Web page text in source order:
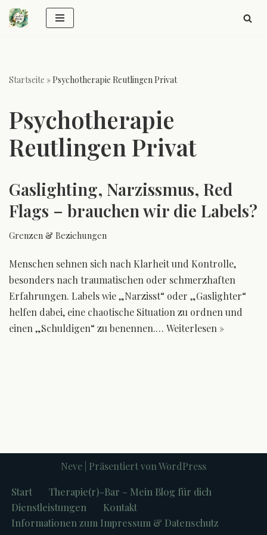
Startseite »Psychotherapie Reutlingen Privat
Psychotherapie
Reutlingen Privat
Gaslighting, Narzissmus, Red
Flags – brauchen wir die Labels?
Grenzen & Beziehungen
Menschen sehnen sich nach Klarheit und Kontrolle,
besonders nach traumatischen oder schmerzhaften
Erfahrungen. Labels wie „Narzisst“ oder „Gaslighter“
helfen dabei, eine chaotische Situation zu ordnen und
einen „Schuldigen“ zu benennen.… Weiterlesen »
Neve | Präsentiert vonWordPress
Start
Therapie(r)-Bar – Mein Blog für dich
Dienstleistungen
Kontakt
Informationen zum Impressum & Datenschutz